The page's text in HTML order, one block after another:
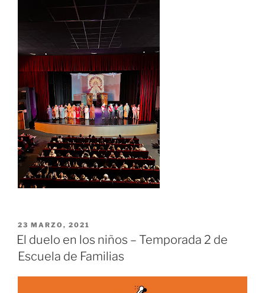
PUBLICADO
EL
23 MARZO, 2021
El duelo en los niños – Temporada 2 de
Escuela de Familias